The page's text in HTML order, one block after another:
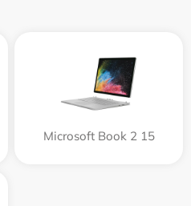
Microsoft Book 2 15